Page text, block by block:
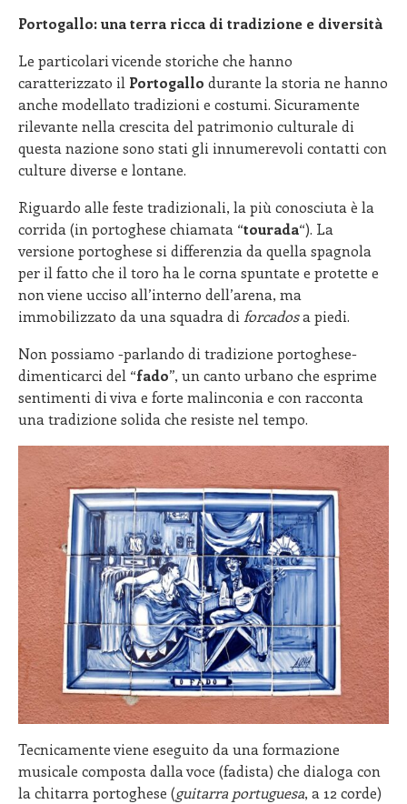
Portogallo: una terra ricca di tradizione e diversità
Le particolari vicende storiche che hanno
caratterizzato il Portogallo durante la storia ne hanno
anche modellato tradizioni e costumi. Sicuramente
rilevante nella crescita del patrimonio culturale di
questa nazione sono stati gli innumerevoli contatti con
culture diverse e lontane.
Riguardo alle feste tradizionali, la più conosciuta è la
corrida (in portoghese chiamata “tourada“). La
versione portoghese si differenzia da quella spagnola
per il fatto che il toro ha le corna spuntate e protette e
non viene ucciso all’interno dell’arena, ma
immobilizzato da una squadra diforcadosa piedi.
Non possiamo -parlando di tradizione portoghese-
dimenticarci del “fado”, un canto urbano che esprime
sentimenti di viva e forte malinconia e con racconta
una tradizione solida che resiste nel tempo.
Tecnicamente viene eseguito da una formazione
musicale composta dalla voce (fadista) che dialoga con
la chitarra portoghese (guitarra portuguesa, a 12 corde)